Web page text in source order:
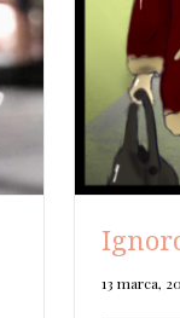
13 marca,